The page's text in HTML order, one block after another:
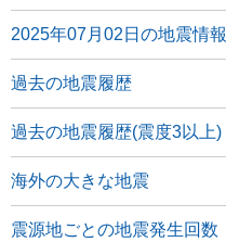
2025年07月02日の地震情報
過去の地震履歴
過去の地震履歴(震度3以上)
海外の大きな地震
震源地ごとの地震発生回数